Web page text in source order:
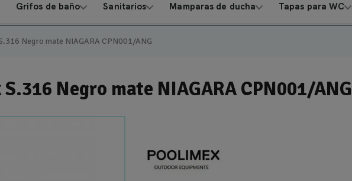
Grifos de baño Sanitarios Mamparas de ducha Tapas para WC
Negro mate NIAGARA CPN001/ANG
Negro mate NIAGARA CPN001/ANG